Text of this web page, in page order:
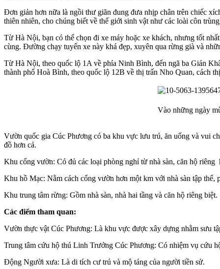
Đơn giản hơn nữa là ngồi thư giãn đung đưa nhịp chân trên chiếc
thiên nhiên, cho chúng biết về thế giới sinh vật như các loài côn
Từ Hà Nội, bạn có thể chọn đi xe máy hoặc xe khách, nhưng tốt
cùng. Đường chạy tuyến xe này khá đẹp, xuyên qua rừng già và
Từ Hà Nội, theo quốc lộ 1A về phía Ninh Bình, đến ngã ba Gián
thành phố Hoà Bình, theo quốc lộ 12B về thị trấn Nho Quan, cách
Vào những ngày
Vườn quốc gia Cúc Phương có ba khu vực lưu trú, ăn uống và vui
đồ hơn cả.
Khu cổng vườn: Có đủ các loại phòng nghỉ từ nhà sàn, căn hộ
Khu hồ Mạc: Nằm cách cổng vườn hơn một km với nhà sàn tập
Khu trung tâm rừng: Gồm nhà sàn, nhà hai tầng và căn hộ riêng biệt.
Các điểm tham quan:
Vườn thực vật Cúc Phương: Là khu vực được xây dựng nhằm sưu
Trung tâm cứu hộ thú Linh Trưởng Cúc Phương: Có nhiệm vụ cứu
Động Người xưa: Là di tích cư trú và mộ táng của người tiền sử.